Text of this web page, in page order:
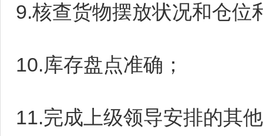
9.核查货物摆放状况和仓位
10.库存盘点准确；
11.完成上级领导安排的其